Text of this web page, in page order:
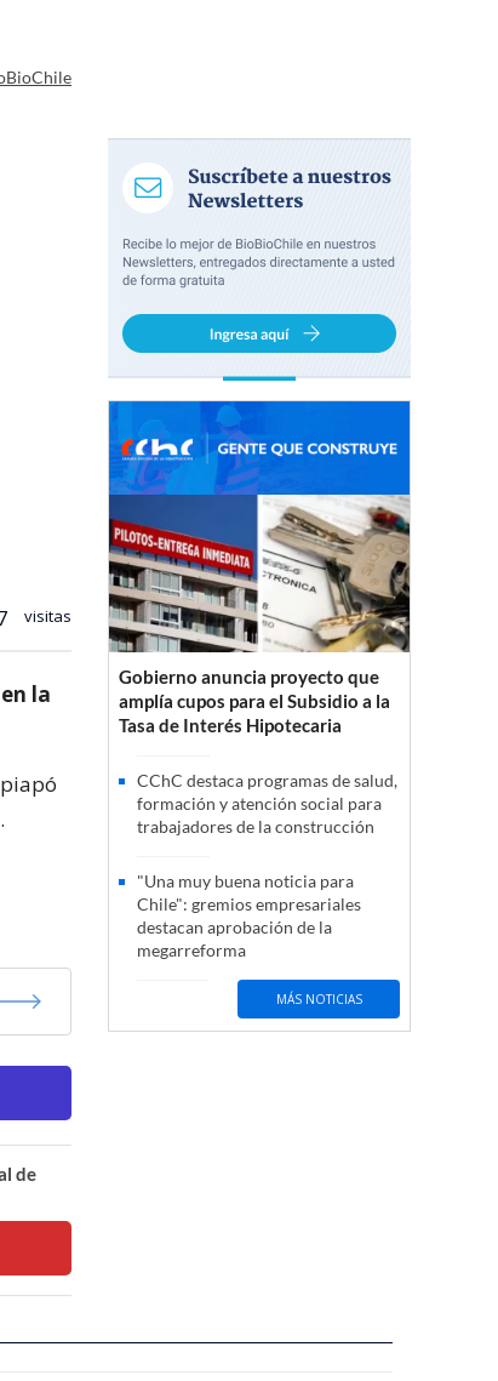
visitas
la
de
Gobierno anuncia proyecto que
amplía cupos para el Subsidio a la
Tasa de Interés Hipotecaria
CChC destaca programas de salud,
formación y atención social para
trabajadores de la construcción
"Una muy buena noticia para
Chile": gremios empresariales
destacan aprobación de la
megarreforma
MÁS NOTICIAS